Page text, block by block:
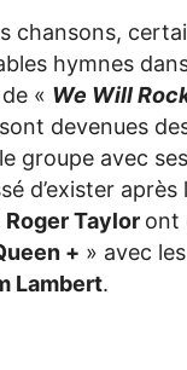
chansons,
hymnes
« We Will
devenues
groupe avec
d’exister
Roger Taylor ont
+ » avec
Lambert.